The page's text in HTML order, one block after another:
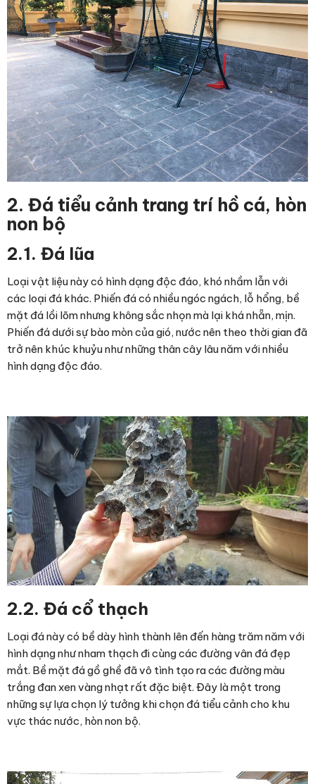
2. Đá tiểu cảnh trang trí hồ cá, hòn
non bộ
2.1. Đá lũa
Loại vật liệu này có hình dạng độc đáo, khó nhầm lẫn với
các loại đá khác. Phiến đá có nhiều ngóc ngách, lỗ hổng, bề
mặt đá lồi lõm nhưng không sắc nhọn mà lại khá nhẵn, mịn.
Phiến đá dưới sự bào mòn của gió, nước nên theo thời gian đã
trở nên khúc khuỷu như những thân cây lâu năm với nhiều
hình dạng độc đáo.
2.2. Đá cổ thạch
Loại đá này có bề dày hình thành lên đến hàng trăm năm với
hình dạng như nham thạch đi cùng các đường vân đá đẹp
mắt. Bề mặt đá gồ ghề đã vô tình tạo ra các đường màu
trắng đan xen vàng nhạt rất đặc biệt. Đây là một trong
những sự lựa chọn lý tưởng khi chọn đá tiểu cảnh cho khu
vực thác nước, hòn non bộ.